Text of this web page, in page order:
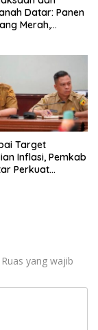
Datar: Panen
Merah,
Target
Inflasi, Pemkab
Perkuat
Ruas yang wajib